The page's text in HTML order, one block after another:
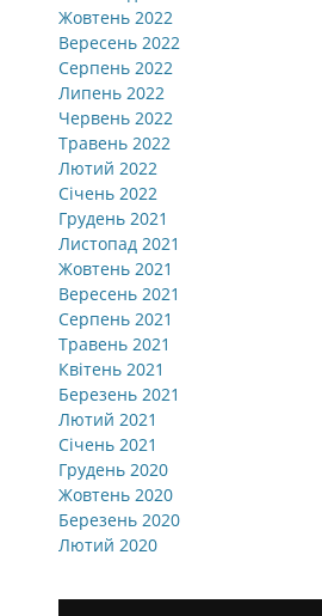
Жовтень 2022
Вересень 2022
Серпень 2022
Липень 2022
Червень 2022
Травень 2022
Лютий 2022
Січень 2022
Грудень 2021
Листопад 2021
Жовтень 2021
Вересень 2021
Серпень 2021
Травень 2021
Квітень 2021
Березень 2021
Лютий 2021
Січень 2021
Грудень 2020
Жовтень 2020
Березень 2020
Лютий 2020